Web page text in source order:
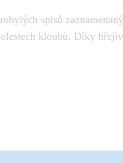
spisů
kloubů. Díky